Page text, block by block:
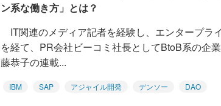
ン系な働き方」とは？
IT関連のメディア記者を経験し、エンタープラ
を経て、PR会社ビーコミ社長としてBtoB系の企
藤恭子の連載...
IBM SAP アジャイル開発 デンソー DAO